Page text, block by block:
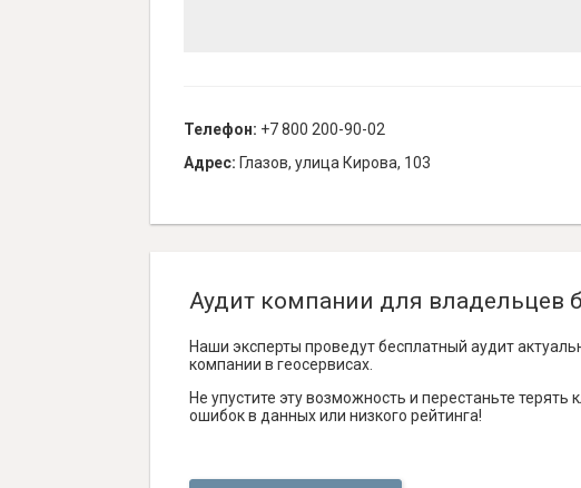
Телефон: +7 800 200-90-02
Адрес: Глазов, улица Кирова, 103
Аудит компании для владельцев
Наши эксперты проведут бесплатный аудит
компании в геосервисах.
Не упустите эту возможность и перестаньте терять
ошибок в данных или низкого рейтинга!